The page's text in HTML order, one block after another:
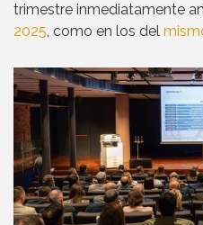
trimestre inmediatamente
2025, como en los del